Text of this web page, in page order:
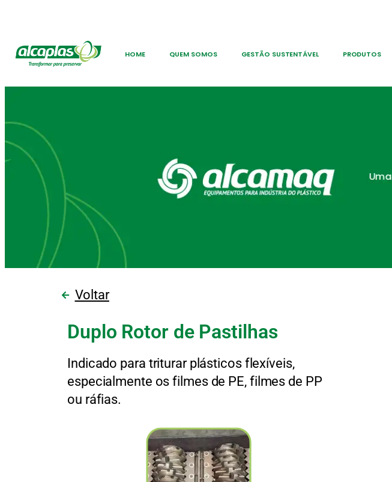
HOME QUEM SOMOS GESTÃO SUSTENTÁVEL PRODUTOS
Voltar
Duplo Rotor de Pastilhas
Indicado para triturar plásticos flexíveis,
especialmente os filmes de PE, filmes de PP
ou ráfias.